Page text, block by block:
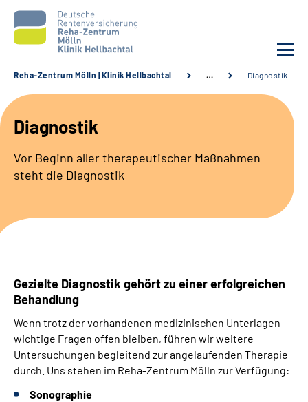
Unsere Klinik
Unsere Angebote
Service
Suche
Leichte Sprache
Gebärdensprache
Reha-Zentrum Mölln | Klinik Hellbachtal … Diagnostik
Diagnostik
Vor Beginn aller therapeutischer Maßnahmen
steht die Diagnostik
Gezielte Diagnostik gehört zu einer erfolgreichen
Behandlung
Wenn trotz der vorhandenen medizinischen Unterlagen
wichtige Fragen offen bleiben, führen wir weitere
Untersuchungen begleitend zur angelaufenden Therapie
durch. Uns stehen im Reha-Zentrum Mölln zur Verfügung:
Sonographie